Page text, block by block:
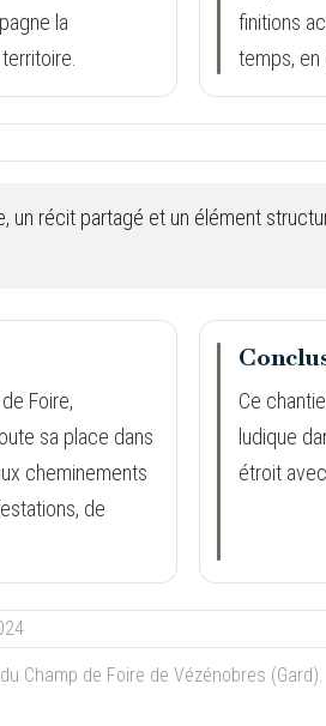
la
finitions
temps, en
un récit partagé et un élément
Foire,
sa place dans
cheminements
de
Ce
ludique
étroit
Champ de Foire de Vézénobres (Gard).